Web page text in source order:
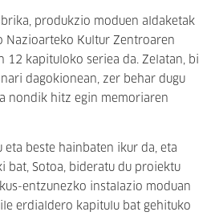
produkzio moduen aldaketak
Nazioarteko Kultur Zentroaren
12 kapituloko seriea da. Zelatan, bi
dagokionean, zer behar dugu
nondik hitz egin memoriaren
eta beste hainbaten ikur da, eta
bat, Sotoa, bideratu du proiektu
entzunezko instalazio moduan
erdialdero kapitulu bat gehituko